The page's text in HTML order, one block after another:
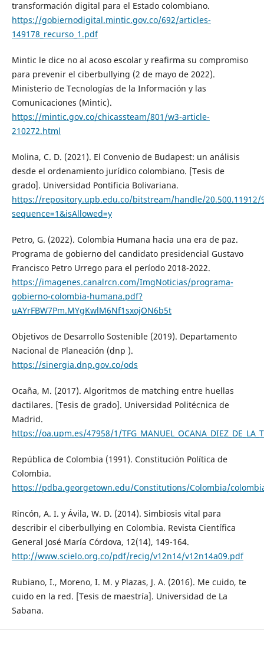
transformación digital para el Estado colombiano.
https://gobiernodigital.mintic.gov.co/692/articles-
149178_recurso_1.pdf
Mintic le dice no al acoso escolar y reafirma su compromiso
para prevenir el ciberbullying (2 de mayo de 2022).
Ministerio de Tecnologías de la Información y las
Comunicaciones (Mintic).
https://mintic.gov.co/chicassteam/801/w3-article-
210272.html
Molina, C. D. (2021). El Convenio de Budapest: un análisis
desde el ordenamiento jurídico colombiano. [Tesis de
grado]. Universidad Pontificia Bolivariana.
https://repository.upb.edu.co/bitstream/handle/20.500.11912/
sequence=1&isAllowed=y
Petro, G. (2022). Colombia Humana hacia una era de paz.
Programa de gobierno del candidato presidencial Gustavo
Francisco Petro Urrego para el período 2018-2022.
https://imagenes.canalrcn.com/ImgNoticias/programa-
gobierno-colombia-humana.pdf?
uAYrFBW7Pm.MYgKwlM6Nf1sxojON6b5t
Objetivos de Desarrollo Sostenible (2019). Departamento
Nacional de Planeación (dnp ).
https://sinergia.dnp.gov.co/ods
Ocaña, M. (2017). Algoritmos de matching entre huellas
dactilares. [Tesis de grado]. Universidad Politécnica de
Madrid.
https://oa.upm.es/47958/1/
República de Colombia (1991). Constitución Política de
Colombia.
https://pdba.georgetown.edu/Constitutions/Colombia/
Rincón, A. I. y Ávila, W. D. (2014). Simbiosis vital para
describir el ciberbullying en Colombia. Revista Científica
General José María Córdova, 12(14), 149-164.
http://www.scielo.org.co/pdf/recig/v12n14/v12n14a09.pdf
Rubiano, I., Moreno, I. M. y Plazas, J. A. (2016). Me cuido, te
cuido en la red. [Tesis de maestría]. Universidad de La
Sabana.